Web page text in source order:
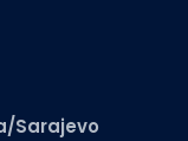
Sarajevo